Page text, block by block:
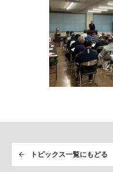
トピックス一覧にもどる